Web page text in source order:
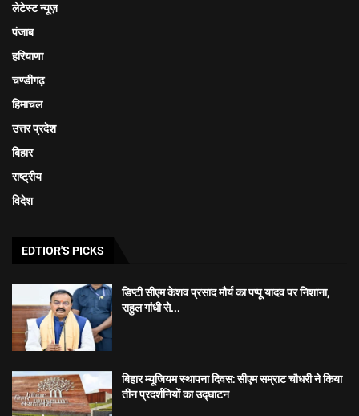
लेटेस्ट न्यूज़
पंजाब
हरियाणा
चण्डीगढ़
हिमाचल
उत्तर प्रदेश
बिहार
राष्ट्रीय
विदेश
EDTIOR'S PICKS
डिप्टी सीएम केशव प्रसाद मौर्य का पप्पू यादव पर निशाना,
राहुल गांधी से...
बिहार म्यूजियम स्थापना दिवस: सीएम सम्राट चौधरी ने किया
तीन प्रदर्शनियों का उद्घाटन